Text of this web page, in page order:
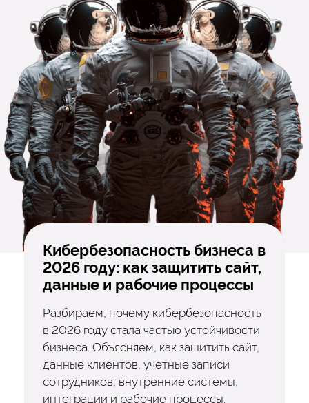
Кибербезопасность бизнеса в
2026 году: как защитить сайт,
данные и рабочие процессы
Разбираем, почему кибербезопасность
в 2026 году стала частью устойчивости
бизнеса. Объясняем, как защитить сайт,
данные клиентов, учетные записи
сотрудников, внутренние системы,
интеграции и рабочие процессы.